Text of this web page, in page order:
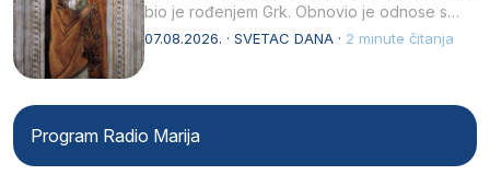
bio je rođenjem Grk. Obnovio je odnose s
afričkim…
07.08.2026. · SVETAC DANA · 2 minute čitanja
Program Radio Marija